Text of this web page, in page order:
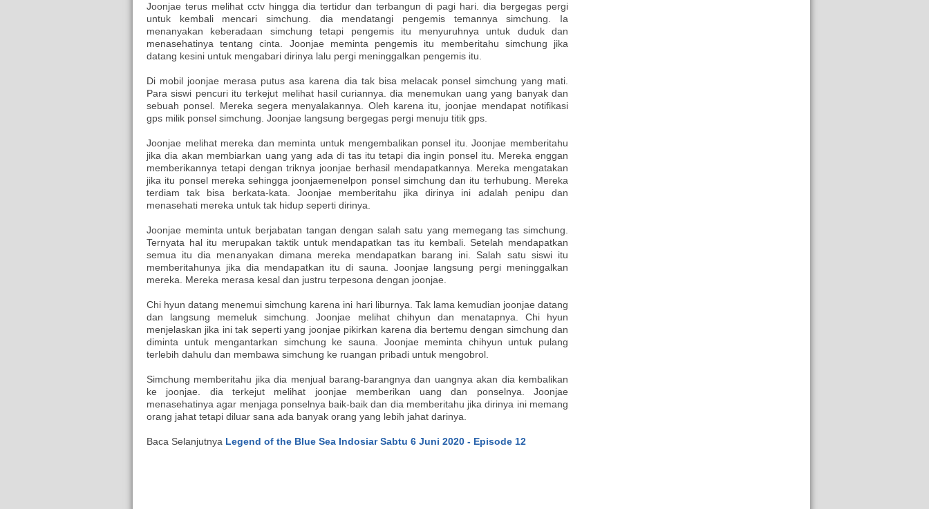
Joonjae terus melihat cctv hingga dia tertidur dan terbangun di pagi hari. dia bergegas pergi
untuk kembali mencari simchung. dia mendatangi pengemis temannya simchung. Ia
menanyakan keberadaan simchung tetapi pengemis itu menyuruhnya untuk duduk dan
menasehatinya tentang cinta. Joonjae meminta pengemis itu memberitahu simchung jika
datang kesini untuk mengabari dirinya lalu pergi meninggalkan pengemis itu.
Di mobil joonjae merasa putus asa karena dia tak bisa melacak ponsel simchung yang mati.
Para siswi pencuri itu terkejut melihat hasil curiannya. dia menemukan uang yang banyak dan
sebuah ponsel. Mereka segera menyalakannya. Oleh karena itu, joonjae mendapat notifikasi
gps milik ponsel simchung. Joonjae langsung bergegas pergi menuju titik gps.
Joonjae melihat mereka dan meminta untuk mengembalikan ponsel itu. Joonjae memberitahu
jika dia akan membiarkan uang yang ada di tas itu tetapi dia ingin ponsel itu. Mereka enggan
memberikannya tetapi dengan triknya joonjae berhasil mendapatkannya. Mereka mengatakan
jika itu ponsel mereka sehingga joonjaemenelpon ponsel simchung dan itu terhubung. Mereka
terdiam tak bisa berkata-kata. Joonjae memberitahu jika dirinya ini adalah penipu dan
menasehati mereka untuk tak hidup seperti dirinya.
Joonjae meminta untuk berjabatan tangan dengan salah satu yang memegang tas simchung.
Ternyata hal itu merupakan taktik untuk mendapatkan tas itu kembali. Setelah mendapatkan
semua itu dia menanyakan dimana mereka mendapatkan barang ini. Salah satu siswi itu
memberitahunya jika dia mendapatkan itu di sauna. Joonjae langsung pergi meninggalkan
mereka. Mereka merasa kesal dan justru terpesona dengan joonjae.
Chi hyun datang menemui simchung karena ini hari liburnya. Tak lama kemudian joonjae datang
dan langsung memeluk simchung. Joonjae melihat chihyun dan menatapnya. Chi hyun
menjelaskan jika ini tak seperti yang joonjae pikirkan karena dia bertemu dengan simchung dan
diminta untuk mengantarkan simchung ke sauna. Joonjae meminta chihyun untuk pulang
terlebih dahulu dan membawa simchung ke ruangan pribadi untuk mengobrol.
Simchung memberitahu jika dia menjual barang-barangnya dan uangnya akan dia kembalikan
ke joonjae. dia terkejut melihat joonjae memberikan uang dan ponselnya. Joonjae
menasehatinya agar menjaga ponselnya baik-baik dan dia memberitahu jika dirinya ini memang
orang jahat tetapi diluar sana ada banyak orang yang lebih jahat darinya.
Baca Selanjutnya Legend of the Blue Sea Indosiar Sabtu 6 Juni 2020 - Episode 12